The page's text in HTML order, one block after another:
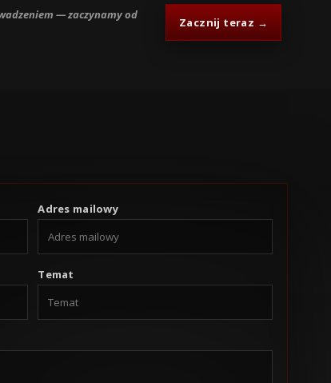
— zaczynamy od
Zacznij teraz →
Adres mailowy
Temat